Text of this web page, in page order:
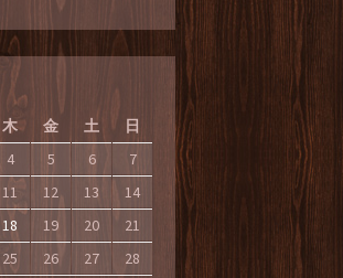
木 金 土 日
4 5 6
7
11 12 13
14
18 19 20
21
25 26 27
28